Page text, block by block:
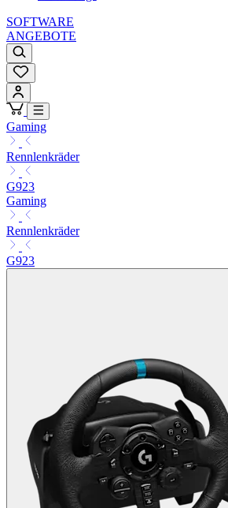
SOFTWARE
ANGEBOTE
Gaming
Rennlenkräder
G923
Gaming
Rennlenkräder
G923